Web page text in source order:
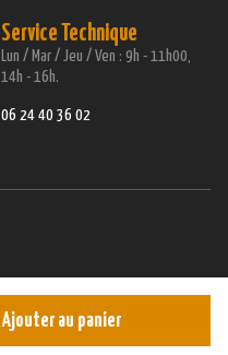
Ajouter au panier
Service Technique
Lun / Mar / Jeu / Ven : 9h - 11h00,
14h - 16h.
06 24 40 36 02